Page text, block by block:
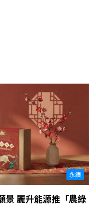
永續
景 麗升能源推「農綠